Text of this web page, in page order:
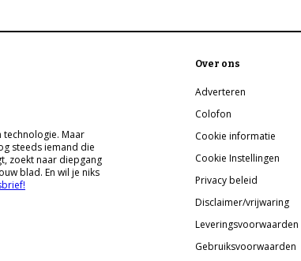
technologie. Maar
steeds iemand die
zoekt naar diepgang
blad. En wil je niks
Over ons
Adverteren
Colofon
Cookie informatie
Cookie Instellingen
Privacy beleid
Disclaimer/vrijwaring
Leveringsvoorwaarden
Gebruiksvoorwaarden